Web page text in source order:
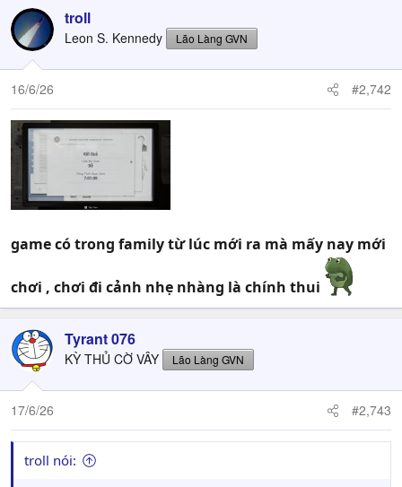
c
t
i
o
n
:
troll
Leon S. Kennedy Lão Làng GVN
16/6/26 #2,742
game có trong family từ lúc mới ra mà mấy nay mới
chơi , chơi đi cảnh nhẹ nhàng là chính thui
Tyrant 076
KỲ THỦ CỜ VÂY Lão Làng GVN
17/6/26 #2,743
troll nói: